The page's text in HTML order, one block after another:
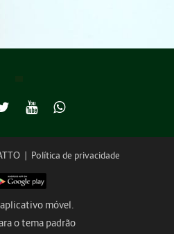
| Política de privacidade
móvel.
o tema padrão